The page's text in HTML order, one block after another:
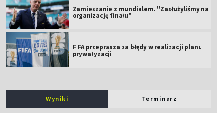
Zamieszanie z mundialem. "Zasłużyliśmy na
organizację finału"
FIFA przeprasza za błędy w realizacji planu
prywatyzacji
Wyniki Terminarz